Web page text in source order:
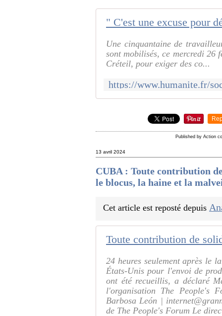
Une cinquantaine de
sont mobilisés, ce mercredi 26
Créteil, pour exiger des co...
Published by Action
13 avril 2024
CUBA : Toute contribution
le blocus, la haine et la
Cet article est reposté depuis
24 heures seulement après le
États-Unis pour l'envoi de
ont été recueillis, a déclaré
l'organisation The People's
Barbosa León |
de The People's Forum Le